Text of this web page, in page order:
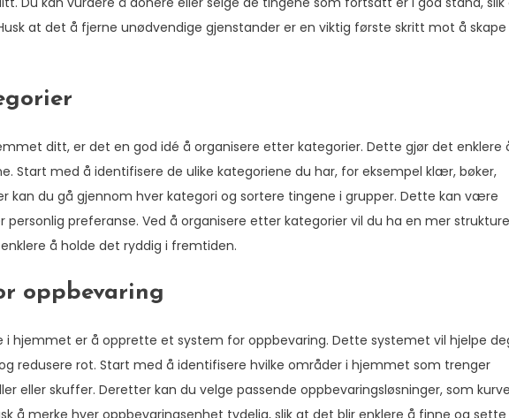
at det å fjerne unødvendige gjenstander er en viktig første skritt mot å
ditt, er det en god idé å organisere etter kategorier. Dette gjør det enklere
Start med å identifisere de ulike kategoriene du har, for eksempel klær, bøker,
kan du gå gjennom hver kategori og sortere tingene i grupper. Dette kan være
personlig preferanse. Ved å organisere etter kategorier vil du ha en mer
å holde det ryddig i fremtiden.
oppbevaring
i hjemmet er å opprette et system for oppbevaring. Dette systemet vil hjelpe
redusere rot. Start med å identifisere hvilke områder i hjemmet som trenger
eller skuffer. Deretter kan du velge passende oppbevaringsløsninger, som